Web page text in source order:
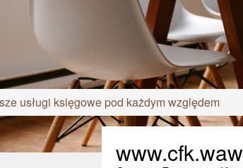
usługi księgowe pod każdym względem